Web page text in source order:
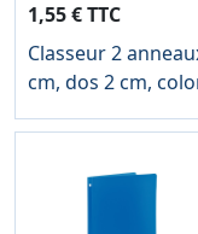
1,55 € TTC
Classeur 2
cm, dos 2 cm,